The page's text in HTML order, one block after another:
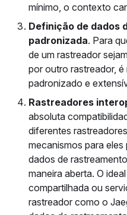
mínimo, o contexto
Definição de dados
padronizada. Para
de um rastreador
por outro rastreador,
padronizado e
Rastreadores
absoluta
diferentes
mecanismos para
dados de
maneira aberta. O
compartilhada ou
rastreador como o